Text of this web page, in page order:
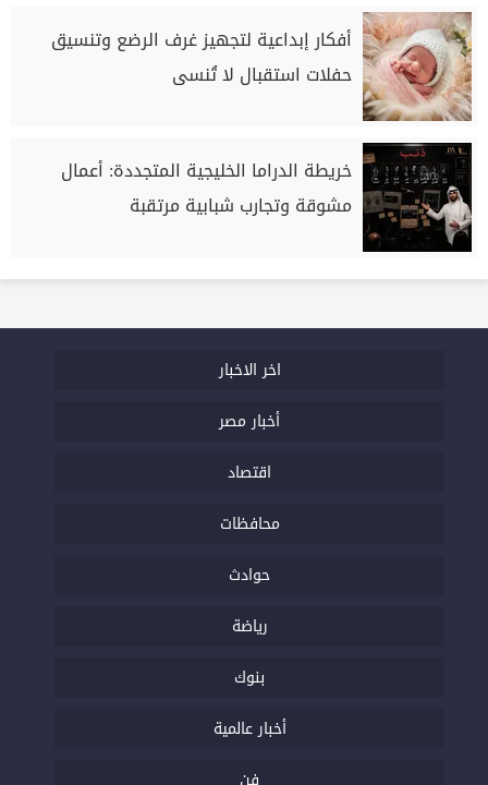
أفكار إبداعية لتجهيز غرف الرضع وتنسيق
حفلات استقبال لا تُنسى
خريطة الدراما الخليجية المتجددة: أعمال
مشوقة وتجارب شبابية مرتقبة
اخر الاخبار
أخبار مصر
اقتصاد
محافظات
حوادث
رياضة
بنوك
أخبار عالمية